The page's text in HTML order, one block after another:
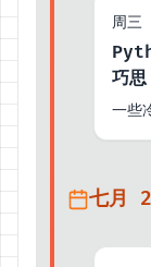
周
巧思
一些
七月